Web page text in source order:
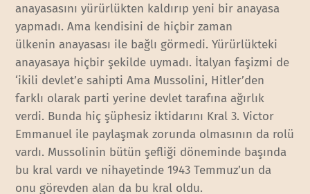
anayasasını yürürlükten kaldırıp yeni bir anayasa
yapmadı. Ama kendisini de hiçbir zaman
ülkenin anayasası ile bağlı görmedi. Yürürlükteki
anayasaya hiçbir şekilde uymadı. İtalyan faşizmi de
‘ikili devlet’e sahipti Ama Mussolini, Hitler’den
farklı olarak parti yerine devlet tarafına ağırlık
verdi. Bunda hiç şüphesiz iktidarını Kral 3. Victor
Emmanuel ile paylaşmak zorunda olmasının da rolü
vardı. Mussolinin bütün şefliği döneminde başında
bu kral vardı ve nihayetinde 1943 Temmuz’un da
onu görevden alan da bu kral oldu.